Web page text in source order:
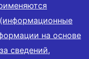
на основе
сведений,